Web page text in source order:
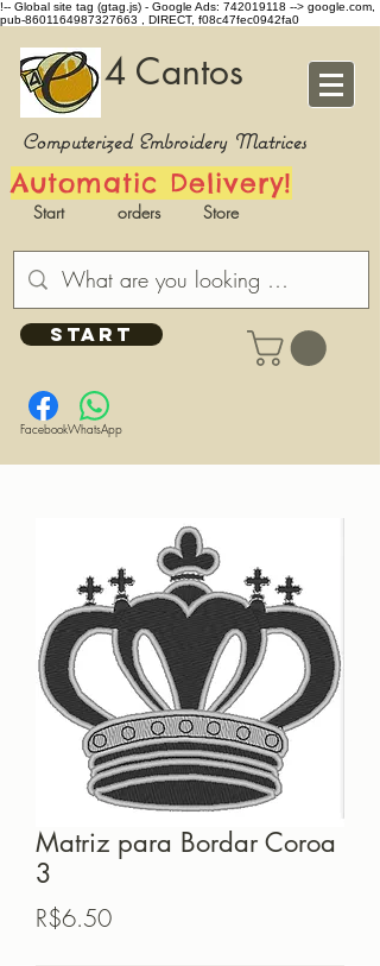
!-- Global site tag (gtag.js) - Google Ads: 742019118 --> google.com,
pub-8601164987327663 , DIRECT, f08c47fec0942fa0
4 Cantos
Computerized Embroidery Matrices
Automatic Delivery!
Start orders Store
START
FacebookWhatsApp
Matriz para Bordar Coroa
3
R$6.50Price